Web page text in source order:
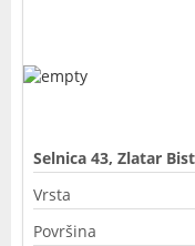
Selnica 43, Zlatar
Vrsta
Površina